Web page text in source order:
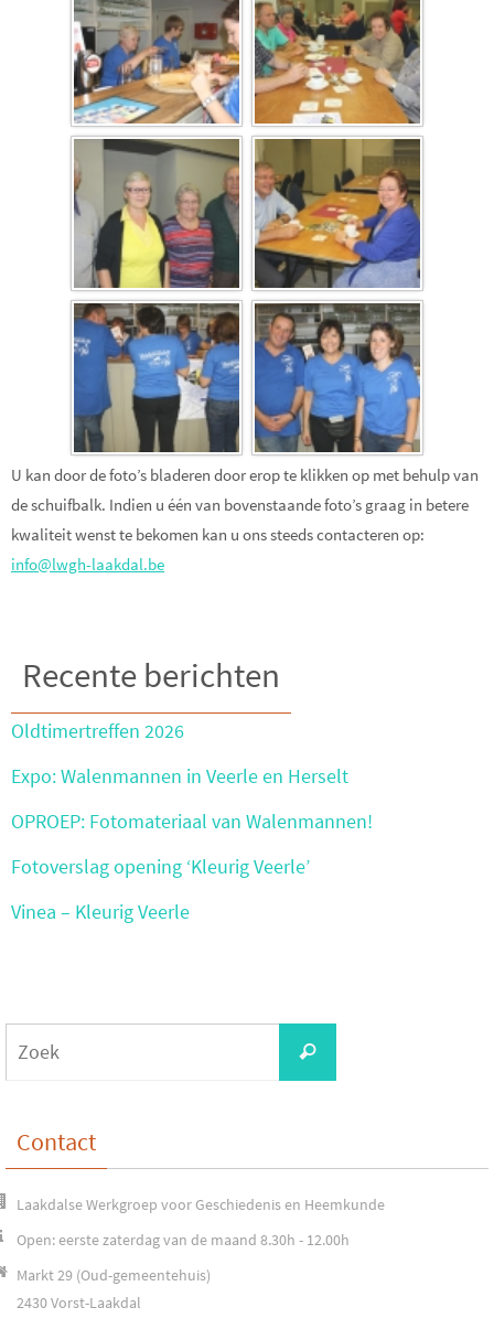
U kan door de foto’s bladeren door erop te klikken op met behulp van
de schuifbalk. Indien u één van bovenstaande foto’s graag in betere
kwaliteit wenst te bekomen kan u ons steeds contacteren op:
info@lwgh-laakdal.be
Recente berichten
Oldtimertreffen 2026
Expo: Walenmannen in Veerle en Herselt
OPROEP: Fotomateriaal van Walenmannen!
Fotoverslag opening ‘Kleurig Veerle’
Vinea – Kleurig Veerle
Zoek
Contact
Laakdalse Werkgroep voor Geschiedenis en Heemkunde
Open: eerste zaterdag van de maand 8.30h - 12.00h
Markt 29 (Oud-gemeentehuis)
2430 Vorst-Laakdal